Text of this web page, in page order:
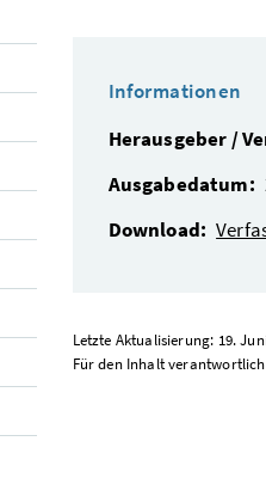
Informationen
Herausgeber /
Ausgabedatum:
Download:
Letzte Aktualisierung: 19.
Für den Inhalt